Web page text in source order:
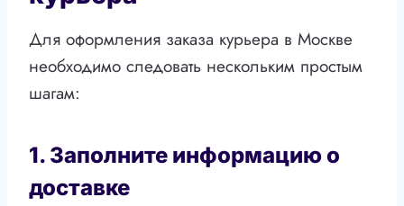
Для оформления заказа курьера в Москве
необходимо следовать нескольким простым
шагам:
1. Заполните информацию о
доставке